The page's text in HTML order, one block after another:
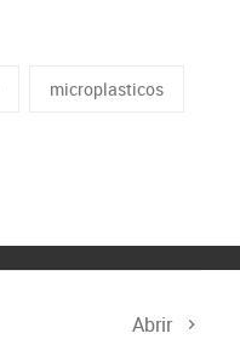
microplasticos
Abrir